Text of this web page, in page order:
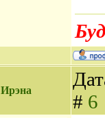
Ирэна
# 6